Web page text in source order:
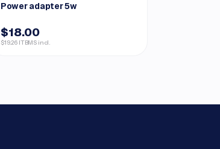
Power adapter 5w
$18.00
$19.26 ITBMS incl.